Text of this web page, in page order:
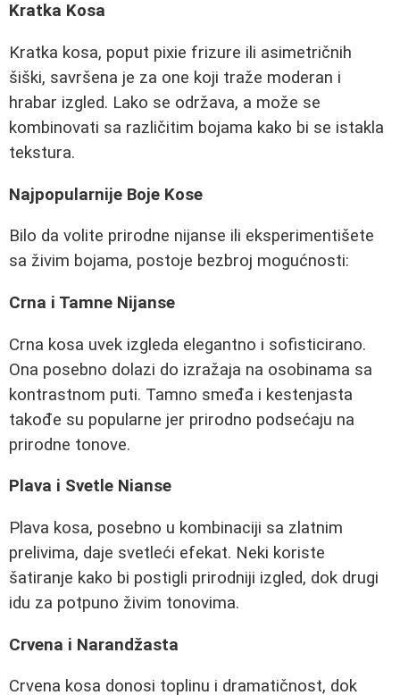
Kratka Kosa
Kratka kosa, poput pixie frizure ili asimetričnih
šiški, savršena je za one koji traže moderan i
hrabar izgled. Lako se održava, a može se
kombinovati sa različitim bojama kako bi se istakla
tekstura.
Najpopularnije Boje Kose
Bilo da volite prirodne nijanse ili eksperimentišete
sa živim bojama, postoje bezbroj mogućnosti:
Crna i Tamne Nijanse
Crna kosa uvek izgleda elegantno i sofisticirano.
Ona posebno dolazi do izražaja na osobinama sa
kontrastnom puti. Tamno smeđa i kestenjasta
takođe su popularne jer prirodno podsećaju na
prirodne tonove.
Plava i Svetle Nianse
Plava kosa, posebno u kombinaciji sa zlatnim
prelivima, daje svetleći efekat. Neki koriste
šatiranje kako bi postigli prirodniji izgled, dok drugi
idu za potpuno živim tonovima.
Crvena i Narandžasta
Crvena kosa donosi toplinu i dramatičnost, dok